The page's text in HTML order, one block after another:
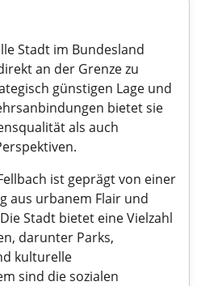
Stadt im Bundesland
an der Grenze zu
günstigen Lage und
bietet sie
als auch
ist geprägt von einer
aus urbanem Flair und
Stadt bietet eine Vielzahl
darunter Parks,
kulturelle
sind die sozialen